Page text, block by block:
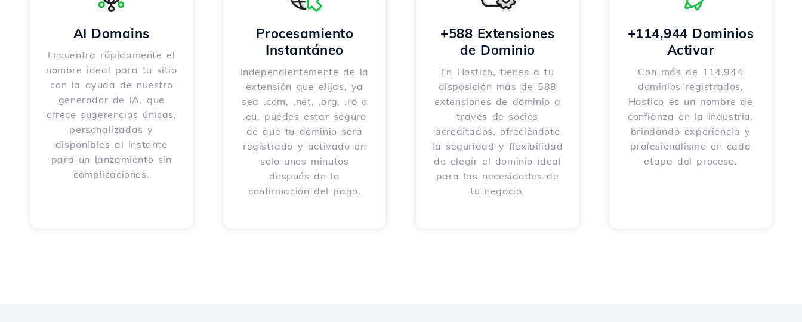
AI Domains
Encuentra rápidamente el
nombre ideal para tu sitio
con la ayuda de nuestro
generador de IA, que
ofrece sugerencias únicas,
personalizadas y
disponibles al instante
para un lanzamiento sin
complicaciones.
Procesamiento
Instantáneo
Independientemente de la
extensión que elijas, ya
sea .com, .net, .org, .ro o
.eu, puedes estar seguro
de que tu dominio será
registrado y activado en
solo unos minutos
después de la
confirmación del pago.
+588 Extensiones
de Dominio
En Hostico, tienes a tu
disposición más de 588
extensiones de dominio a
través de socios
acreditados, ofreciéndote
la seguridad y flexibilidad
de elegir el dominio ideal
para las necesidades de
tu negocio.
+114,944 Dominios
Activar
Con más de 114,944
dominios registrados,
Hostico es un nombre de
confianza en la industria,
brindando experiencia y
profesionalismo en cada
etapa del proceso.